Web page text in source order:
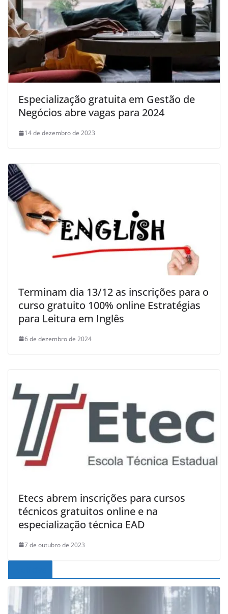
Especialização gratuita em Gestão de
Negócios abre vagas para 2024
14 de dezembro de 2023
Terminam dia 13/12 as inscrições para o
curso gratuito 100% online Estratégias
para Leitura em Inglês
6 de dezembro de 2024
Etecs abrem inscrições para cursos
técnicos gratuitos online e na
especialização técnica EAD
7 de outubro de 2023